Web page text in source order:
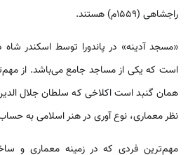
راجشاهی (1559م) هستند.
است که یکی از مساجد جامع می‌باشد. از
همان گنبد است اکلاخی که سلطان جلال
نظر معماری، نوع آوری در هنر اسلامی‌ به
مهم‌ترین فردی که در زمینه معماری و